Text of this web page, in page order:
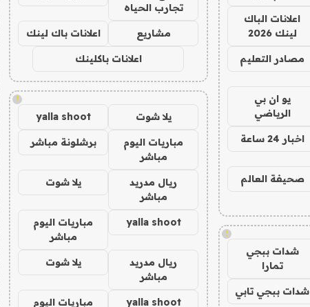
اعلانات الباك
لينك 2026
مصادر التعليم
يو ان بي
الرياضي
اخبار 24 ساعة
صحيفة العالم
!
شدات ببجي
تمارا
شدات ببجي تابي
تجارب الحياه
مشاريع اعلانات باك لينك
اعلانات باكلينك
!
يلا شوت yalla shoot
مباريات اليوم
مباشر
برشلونة مباشر
ريال مدريد
مباشر
يلا شوت
yalla shoot
مباريات اليوم
مباشر
ريال مدريد
مباشر
يلا شوت
yalla shoot مباريات اليوم